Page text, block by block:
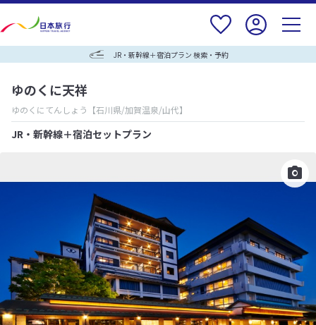
JR・新幹線＋宿泊プラン 検索・予約
ゆのくに天祥
ゆのくにてんしょう 【石川県/加賀温泉/山代】
JR・新幹線＋宿泊セットプラン